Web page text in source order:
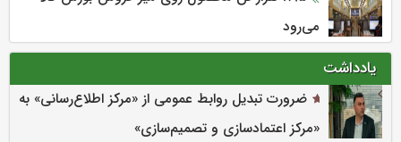
می‌‌رود
یادداشت
ضرورت تبدیل روابط عمومی از «مرکز اطلاع‌رسانی» به
«مرکز اعتمادسازی و تصمیم‌سازی»